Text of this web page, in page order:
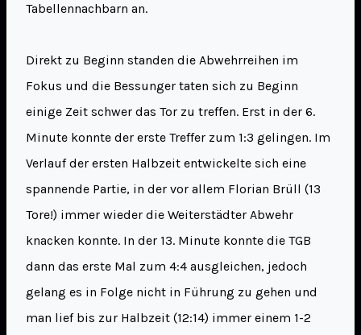
Tabellennachbarn an.
Direkt zu Beginn standen die Abwehrreihen im
Fokus und die Bessunger taten sich zu Beginn
einige Zeit schwer das Tor zu treffen. Erst in der 6.
Minute konnte der erste Treffer zum 1:3 gelingen. Im
Verlauf der ersten Halbzeit entwickelte sich eine
spannende Partie, in der vor allem Florian Brüll (13
Tore!) immer wieder die Weiterstädter Abwehr
knacken konnte. In der 13. Minute konnte die TGB
dann das erste Mal zum 4:4 ausgleichen, jedoch
gelang es in Folge nicht in Führung zu gehen und
man lief bis zur Halbzeit (12:14) immer einem 1-2